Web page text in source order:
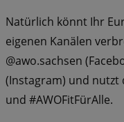
Natürlich könnt Ihr
eigenen Kanälen
@awo.sachsen
(Instagram) und nutzt
und #AWOFitFürAlle.